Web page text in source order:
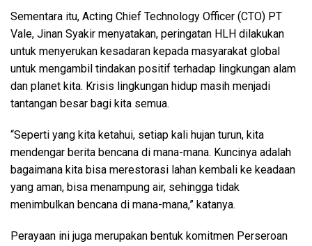
Sementara itu, Acting Chief Technology Officer (CTO) PT
Vale, Jinan Syakir menyatakan, peringatan HLH dilakukan
untuk menyerukan kesadaran kepada masyarakat global
untuk mengambil tindakan positif terhadap lingkungan alam
dan planet kita. Krisis lingkungan hidup masih menjadi
tantangan besar bagi kita semua.
“Seperti yang kita ketahui, setiap kali hujan turun, kita
mendengar berita bencana di mana-mana. Kuncinya adalah
bagaimana kita bisa merestorasi lahan kembali ke keadaan
yang aman, bisa menampung air, sehingga tidak
menimbulkan bencana di mana-mana,” katanya.
Perayaan ini juga merupakan bentuk komitmen Perseroan